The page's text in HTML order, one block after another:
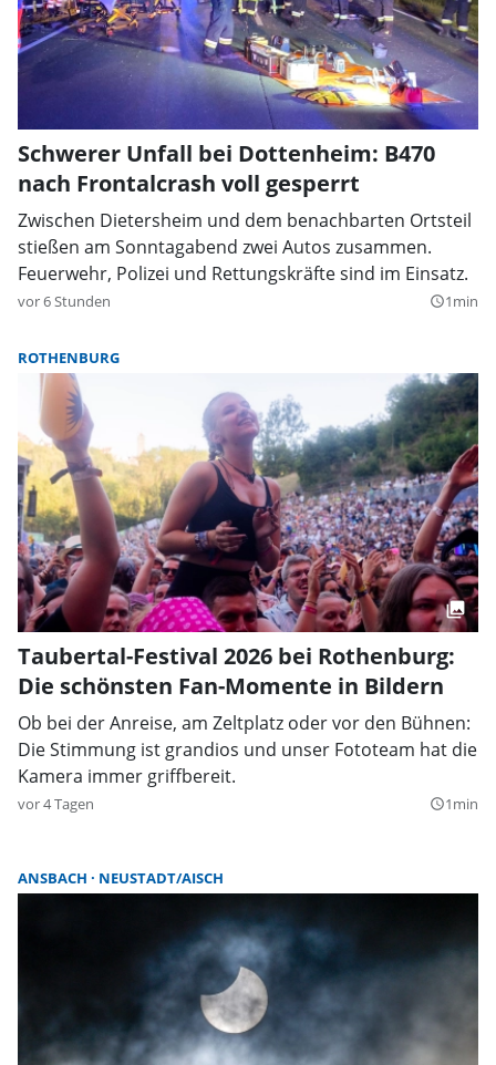
Schwerer Unfall bei Dottenheim: B470
nach Frontalcrash voll gesperrt
Zwischen Dietersheim und dem benachbarten Ortsteil
stießen am Sonntagabend zwei Autos zusammen.
Feuerwehr, Polizei und Rettungskräfte sind im Einsatz.
vor 6 Stunden query_builder1min
ROTHENBURG
Taubertal-Festival 2026 bei Rothenburg:
Die schönsten Fan-Momente in Bildern
Ob bei der Anreise, am Zeltplatz oder vor den Bühnen:
Die Stimmung ist grandios und unser Fototeam hat die
Kamera immer griffbereit.
vor 4 Tagen query_builder1min
ANSBACH NEUSTADT/AISCH